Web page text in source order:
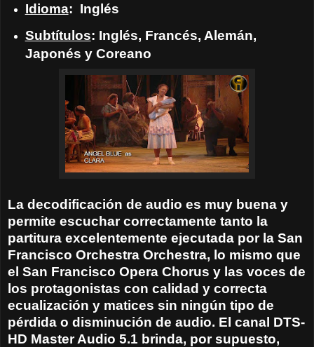
Idioma: Inglés
Subtítulos: Inglés, Francés, Alemán,
Japonés y Coreano
La decodificación de audio es muy buena y
permite escuchar correctamente tanto la
partitura excelentemente ejecutada por la San
Francisco Orchestra Orchestra, lo mismo que
el San Francisco Opera Chorus y las voces de
los protagonistas con calidad y correcta
ecualización y matices sin ningún tipo de
pérdida o disminución de audio. El canal DTS-
HD Master Audio 5.1 brinda, por supuesto,